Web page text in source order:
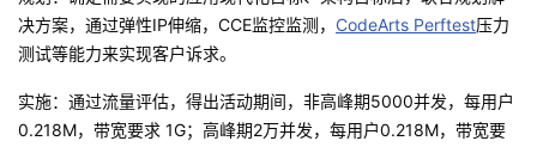
决方案，通过弹性IP伸缩， CCE监控监测， CodeArts Perftest压力
测试等能力来实现客户诉求。
实施：通过流量评估，得出活动期间，非高峰期5000并发，每用户
0.218M，带宽要求 1G；高峰期2万并发，每用户0.218M，带宽要